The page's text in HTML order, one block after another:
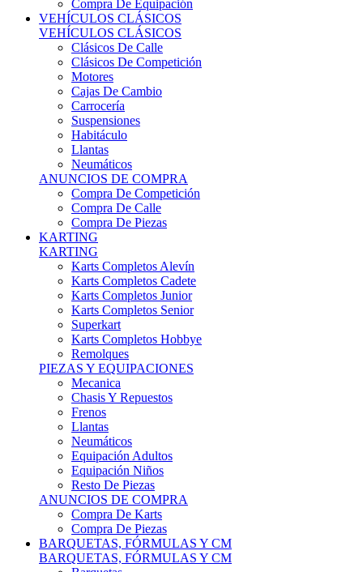
Compra De Equipación
VEHÍCULOS CLÁSICOS
VEHÍCULOS CLÁSICOS
Clásicos De Calle
Clásicos De Competición
Motores
Cajas De Cambio
Carrocería
Suspensiones
Habitáculo
Llantas
Neumáticos
ANUNCIOS DE COMPRA
Compra De Competición
Compra De Calle
Compra De Piezas
KARTING
KARTING
Karts Completos Alevín
Karts Completos Cadete
Karts Completos Junior
Karts Completos Senior
Superkart
Karts Completos Hobbye
Remolques
PIEZAS Y EQUIPACIONES
Mecanica
Chasis Y Repuestos
Frenos
Llantas
Neumáticos
Equipación Adultos
Equipación Niños
Resto De Piezas
ANUNCIOS DE COMPRA
Compra De Karts
Compra De Piezas
BARQUETAS, FÓRMULAS Y CM
BARQUETAS, FÓRMULAS Y CM